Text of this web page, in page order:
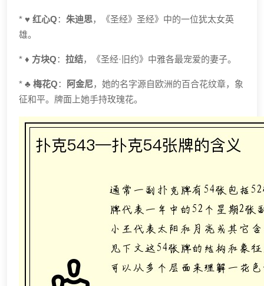
* ♥️ 红心Q： 朱迪思，《圣经》圣经》中的一位犹太女英
雄。
* ♦️ 方块Q： 拉结，《圣经·旧约》中雅各最宠爱的妻子。
* ♣️ 梅花Q： 阿金尼，她的名字源自欧洲的百合花纹章，象
征和平。牌面上她手持玫瑰花。